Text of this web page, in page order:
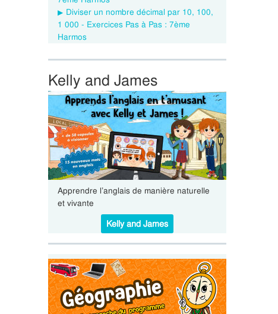
Diviser un nombre décimal par 10, 100,
1 000 - Exercices Pas à Pas : 7ème
Harmos
Kelly and James
Apprendre l’anglais de manière naturelle
et vivante
Kelly and James